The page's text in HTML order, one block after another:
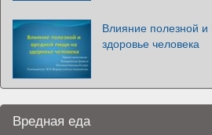
Влияние полезной
здоровье человека
Вредная еда